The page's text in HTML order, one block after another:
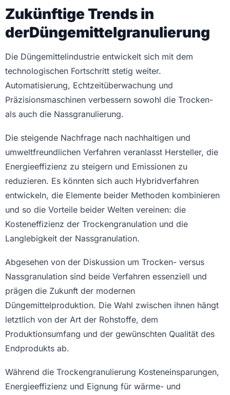
Zukünftige Trends in
derDüngemittelgranulierung
Die Düngemittelindustrie entwickelt sich mit dem
technologischen Fortschritt stetig weiter.
Automatisierung, Echtzeitüberwachung und
Präzisionsmaschinen verbessern sowohl die Trocken-
als auch die Nassgranulierung.
Die steigende Nachfrage nach nachhaltigen und
umweltfreundlichen Verfahren veranlasst Hersteller, die
Energieeffizienz zu steigern und Emissionen zu
reduzieren. Es könnten sich auch Hybridverfahren
entwickeln, die Elemente beider Methoden kombinieren
und so die Vorteile beider Welten vereinen: die
Kosteneffizienz der Trockengranulation und die
Langlebigkeit der Nassgranulation.
Abgesehen von der Diskussion um Trocken- versus
Nassgranulation sind beide Verfahren essenziell und
prägen die Zukunft der modernen
Düngemittelproduktion. Die Wahl zwischen ihnen hängt
letztlich von der Art der Rohstoffe, dem
Produktionsumfang und der gewünschten Qualität des
Endprodukts ab.
Während die Trockengranulierung Kosteneinsparungen,
Energieeffizienz und Eignung für wärme- und